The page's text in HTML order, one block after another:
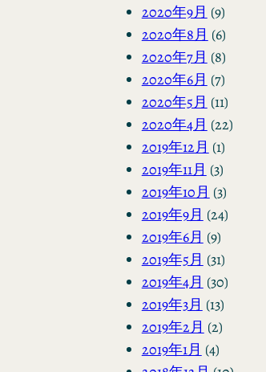
2020年9月 (9)
2020年8月 (6)
2020年7月 (8)
2020年6月 (7)
2020年5月 (11)
2020年4月 (22)
2019年12月 (1)
2019年11月 (3)
2019年10月 (3)
2019年9月 (24)
2019年6月 (9)
2019年5月 (31)
2019年4月 (30)
2019年3月 (13)
2019年2月 (2)
2019年1月 (4)